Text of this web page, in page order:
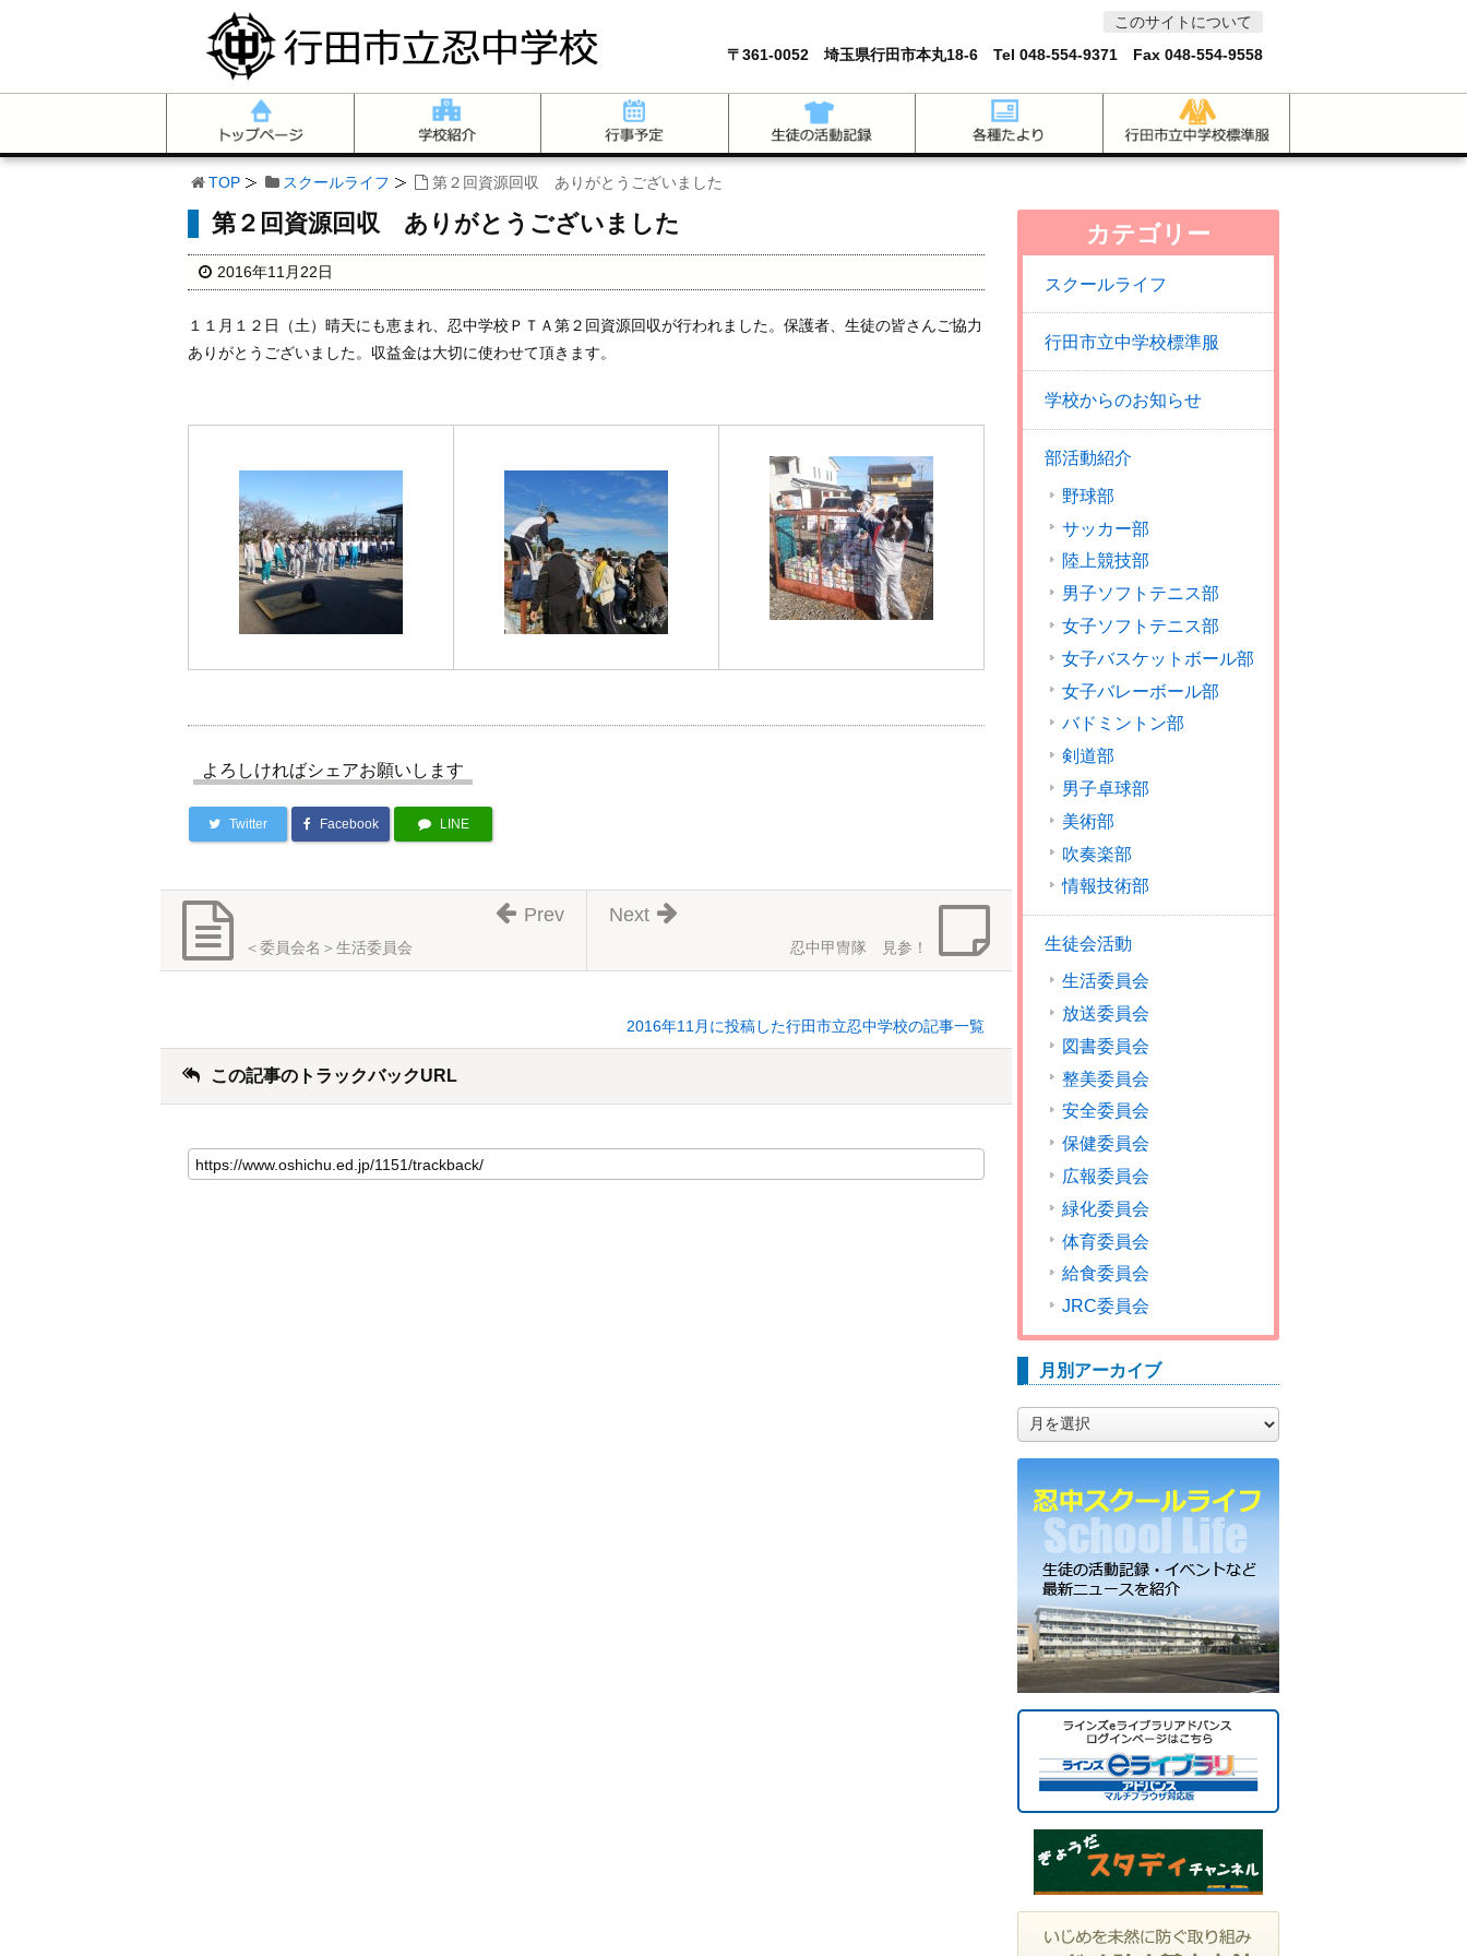
このサイトについて
〒361-0052 埼玉県行田市本丸18-6 Tel 048-554-9371 Fax 048-554-9558
TOP スクールライフ 第２回資源回収 ありがとうございました
第２回資源回収 ありがとうございました
2016年11月22日
１１月１２日（土）晴天にも恵まれ、忍中学校ＰＴＡ第２回資源回収が行われました。保護者、生徒の皆さんご協力
ありがとうございました。収益金は大切に使わせて頂きます。
よろしければシェアお願いします
Twitter Facebook LINE
忍中甲冑隊 見参！
Next
＜委員会名＞生活委員会
Prev
2016年11月に投稿した行田市立忍中学校の記事一覧
この記事のトラックバックURL
カテゴリー
スクールライフ
行田市立中学校標準服
学校からのお知らせ
部活動紹介
野球部
サッカー部
陸上競技部
男子ソフトテニス部
女子ソフトテニス部
女子バスケットボール部
女子バレーボール部
バドミントン部
剣道部
男子卓球部
美術部
吹奏楽部
情報技術部
生徒会活動
生活委員会
放送委員会
図書委員会
整美委員会
安全委員会
保健委員会
広報委員会
緑化委員会
体育委員会
給食委員会
JRC委員会
月別アーカイブ
別
ア
カ